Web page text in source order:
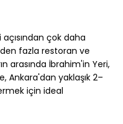
çok daha
fazla restoran ve
arasında İbrahim'in Yeri,
Ankara'dan yaklaşık 2–
için ideal